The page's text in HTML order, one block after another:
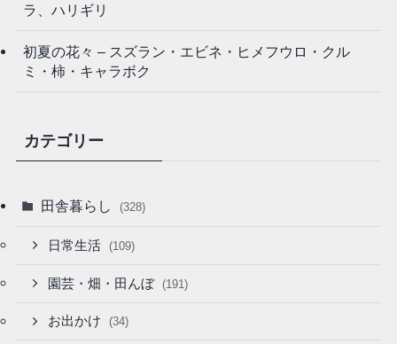
ラ、ハリギリ
初夏の花々 – スズラン・エビネ・ヒメフウロ・クル
ミ・柿・キャラボク
カテゴリー
田舎暮らし (328)
日常生活 (109)
園芸・畑・田んぼ (191)
お出かけ (34)